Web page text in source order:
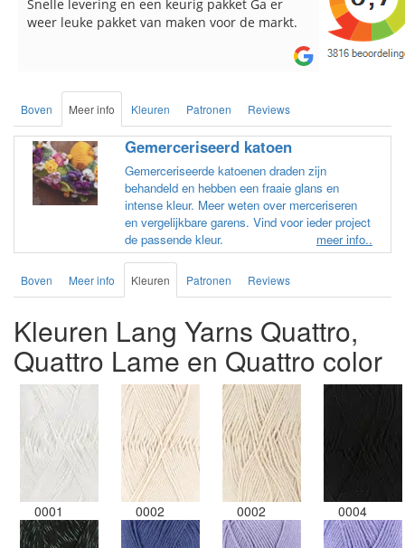
Reeds meerdere keren breigaren en
breinaalden besteld, altijd heel tevreden over
Snelle
Boven Meer info Kleuren Patronen Reviews
Gemerceriseerd katoen
Gemerceriseerde katoenen draden zijn
behandeld en hebben een fraaie glans en
intense kleur. Meer weten over merceriseren
en vergelijkbare garens. Vind voor ieder project
de passende kleur.
meer info..
Boven Meer info Kleuren Patronen Reviews
Kleuren Lang Yarns Quattro,
Quattro Lame en Quattro color
0001 0002 0002 0004